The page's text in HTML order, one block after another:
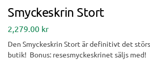
Smyckeskrin Stort
2,279.00 kr
Den Smyckeskrin Stort är definitivt det
butik! Bonus: resesmyckeskrinet säljs med!